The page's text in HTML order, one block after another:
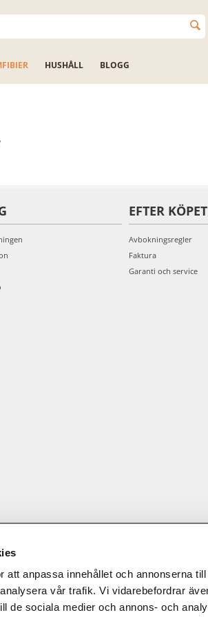
att anpassa innehållet och annonserna
vår trafik. Vi vidarebefordrar
de sociala medier och annons- och
HUSHÅLL BLOGG
EFTER KÖPET
Avbokningsregler
Faktura
Garanti och service